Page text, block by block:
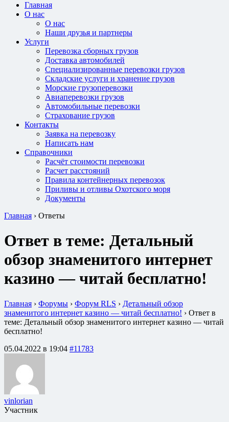
Главная
О нас
О нас
Наши друзья и партнеры
Услуги
Перевозка сборных грузов
Доставка автомобилей
Специализированные перевозки грузов
Складские услуги и хранение грузов
Морские грузоперевозки
Авиаперевозки грузов
Автомобильные перевозки
Страхование грузов
Контакты
Заявка на перевозку
Написать нам
Справочники
Расчёт стоимости перевозки
Расчет расстояний
Правила контейнерных перевозок
Приливы и отливы Охотского моря
Документы
Главная › Ответы
Ответ в теме: Детальный
обзор знаменитого интернет
казино — читай бесплатно!
Главная › Форумы › Форум RLS › Детальный обзор
знаменитого интернет казино — читай бесплатно! › Ответ в
теме: Детальный обзор знаменитого интернет казино — читай
бесплатно!
05.04.2022 в 19:04 #11783
vinlorian
Участник